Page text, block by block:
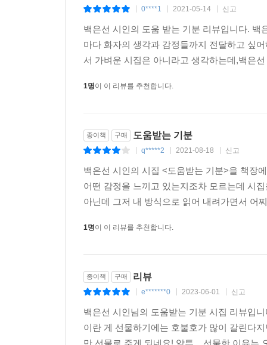
백은선 시인 인터뷰
Q. 세번째 시집을 출간한 기분이 어떠세요? 요즘
수업하러 가고 아이와 놀고 책도 읽으면서 지내고
: 시를 쓸 때는 완전히 솔직한 동시에 한 치도 솔
재구성하는 것에 마음을 많이 기울이는 편이에요.
Q. 이전의 두 시집과 비교해서 『도움받는 기분』
: 더 좋다는 특징이 있습니다. 가장 두껍기도
시의 좋고 나쁨을 만드는 기준이 되지는 않는다고
은선 시인에게 “비신비”란?
: ‘신비롭지 않음’이란 사실 엄청난 신비와 포개
Q. 『도움받는 기분』에서 제일 좋아하는 시와 그
0****1 2021-05-14 신고
백은선 시인의 도움 받는 기분 리뷰입니다.
마다 화자의 생각과 감정들까지 전달하고 싶
서 가벼운 시집은 아니라고 생각하는데,백은
1명이 이 리뷰를 추천합니다.
종이책 구매 도움받는 기분
q*****2 2021-08-18 신고
백은선 시인의 시집 <도움받는 기분>을 책장
어떤 감정을 느끼고 있는지조차 모르는데 시
아닌데 그저 내 방식으로 읽어 내려가면서 어
1명이 이 리뷰를 추천합니다.
종이책 구매 리뷰
e*******0 2023-06-01 신고
백은선 시인님의 도움받는 기분 시집 리뷰입
이란 게 선물하기에는 호불호가 많이 갈린다